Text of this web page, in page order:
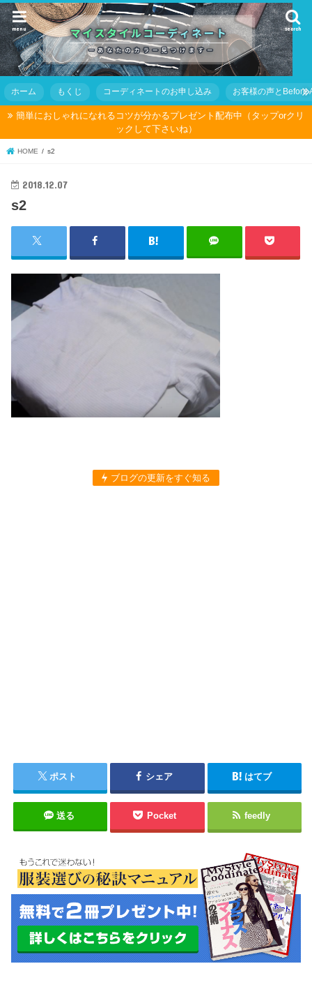
search
menu
ホーム もくじ コーディネートのお申し込み お客様の声とBefore
簡単におしゃれになれるコツが分かるプレゼント配布中（タップorクリ
ックして下さいね）
HOME s2
2018.12.07
s2
ブログの更新をすぐ知る
ポスト シェア はてブ
送る Pocket feedly